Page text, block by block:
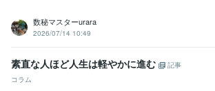
ビジネス・クリエイティブツール
Excel:10年PowerPoint:10年Word:10年Canva:1年
得意分野
悩み相談・カウンセリング
数秘マスターurara
2026/07/14 10:49
素直な人ほど人生は軽やかに進む
記事
コラム